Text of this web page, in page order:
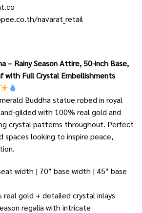
navarat_retail
– Rainy Season Attire, 50-inch Base,
with Full Crystal Embellishments
Buddha statue robed in royal
gilded with 100% real gold and
crystal patterns throughout. Perfect
spaces looking to inspire peace,
width | 70″ base width | 45″ base
real gold + detailed crystal inlays
regalia with intricate